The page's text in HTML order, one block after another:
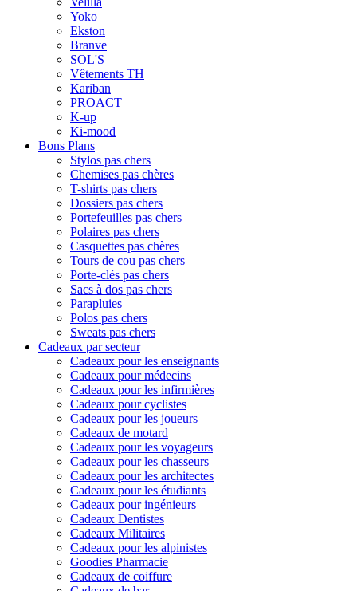
Yoko
Ekston
Branve
SOL'S
Vêtements TH
Kariban
PROACT
K-up
Ki-mood
Bons Plans
Stylos pas chers
Chemises pas chères
T-shirts pas chers
Dossiers pas chers
Portefeuilles pas chers
Polaires pas chers
Casquettes pas chères
Tours de cou pas chers
Porte-clés pas chers
Sacs à dos pas chers
Parapluies
Polos pas chers
Sweats pas chers
Cadeaux par secteur
Cadeaux pour les enseignants
Cadeaux pour médecins
Cadeaux pour les infirmières
Cadeaux pour cyclistes
Cadeaux pour les joueurs
Cadeaux de motard
Cadeaux pour les voyageurs
Cadeaux pour les chasseurs
Cadeaux pour les architectes
Cadeaux pour les étudiants
Cadeaux pour ingénieurs
Cadeaux Dentistes
Cadeaux Militaires
Cadeaux pour les alpinistes
Goodies Pharmacie
Cadeaux de coiffure